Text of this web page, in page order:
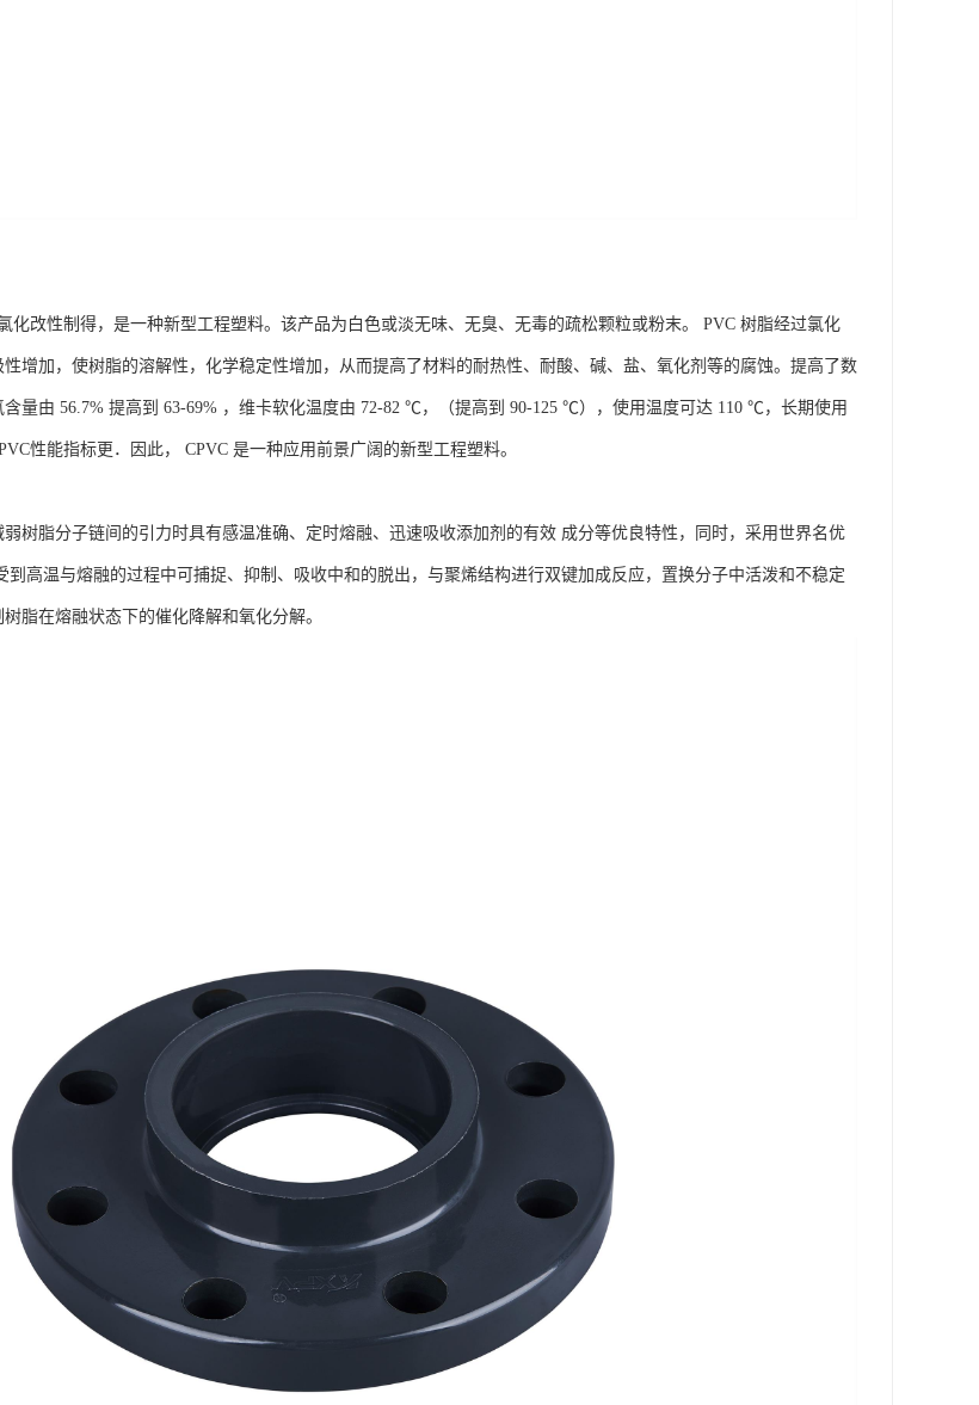
化改性制得，是一种新型工程塑料。该产品为白色或淡无味、无臭、无毒的疏松颗粒或粉末。 PVC 树脂经过氯化
增加，使树脂的溶解性，化学稳定性增加，从而提高了材料的耐热性、耐酸、碱、盐、氧化剂等的腐蚀。提高了数
量由 56.7% 提高到 63-69% ，维卡软化温度由 72-82 ℃，（提高到 90-125 ℃），使用温度可达 110 ℃，长期使用
性能指标更．因此， CPVC 是一种应用前景广阔的新型工程塑料。
树脂分子链间的引力时具有感温准确、定时熔融、迅速吸收添加剂的有效 成分等优良特性，同时，采用世界名优
到高温与熔融的过程中可捕捉、抑制、吸收中和的脱出，与聚烯结构进行双键加成反应，置换分子中活泼和不稳定
脂在熔融状态下的催化降解和氧化分解。